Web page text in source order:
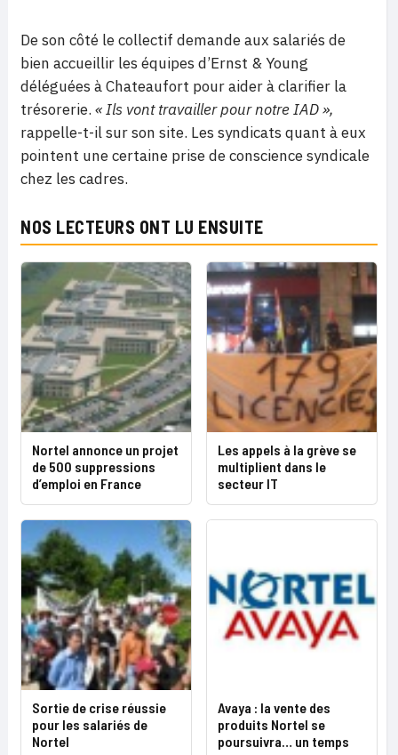
De son côté le collectif demande aux salariés de
bien accueillir les équipes d’Ernst & Young
déléguées à Chateaufort pour aider à clarifier la
trésorerie. « Ils vont travailler pour notre IAD »,
rappelle-t-il sur son site. Les syndicats quant à eux
pointent une certaine prise de conscience syndicale
chez les cadres.
NOS LECTEURS ONT LU ENSUITE
Nortel annonce un projet
de 500 suppressions
d’emploi en France
Les appels à la grève se
multiplient dans le
secteur IT
Sortie de crise réussie
pour les salariés de
Nortel
Avaya : la vente des
produits Nortel se
poursuivra… un temps